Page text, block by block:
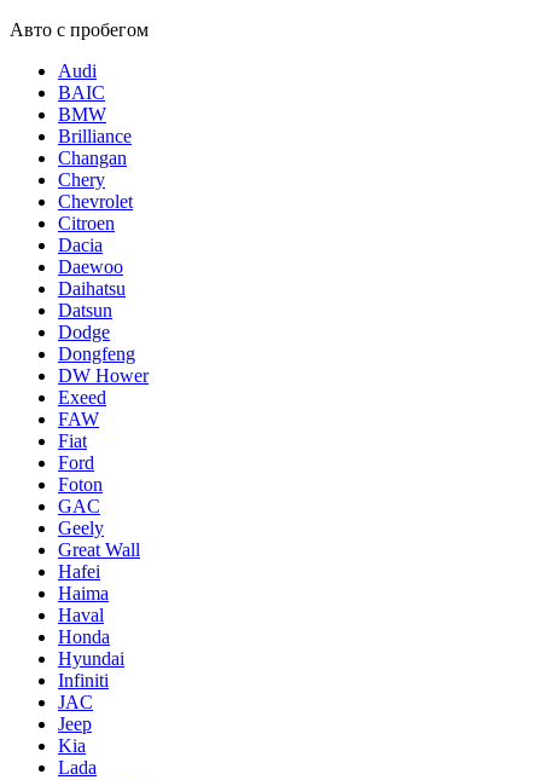
Авто с пробегом
Audi
BAIC
BMW
Brilliance
Changan
Chery
Chevrolet
Citroen
Dacia
Daewoo
Daihatsu
Datsun
Dodge
Dongfeng
DW Hower
Exeed
FAW
Fiat
Ford
Foton
GAC
Geely
Great Wall
Hafei
Haima
Haval
Honda
Hyundai
Infiniti
JAC
Jeep
Kia
Lada